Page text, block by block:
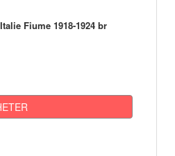
Fiume 1918-1924 br